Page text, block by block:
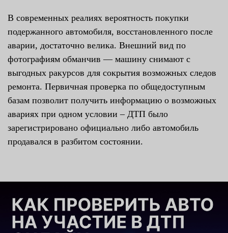
В современных реалиях вероятность покупки
подержанного автомобиля, восстановленного после
аварии, достаточно велика. Внешний вид по
фотографиям обманчив — машину снимают с
выгодных ракурсов для сокрытия возможных следов
ремонта. Первичная проверка по общедоступным
базам позволит получить информацию о возможных
авариях при одном условии – ДТП было
зарегистрировано официально либо автомобиль
продавался в разбитом состоянии.